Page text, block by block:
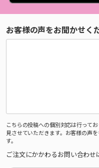
お客様の声をお聞かせく
こちらの投稿への個別対応は行って
見させていただきます。お客様の声
す。
ご注文にかかわるお問い合わせ